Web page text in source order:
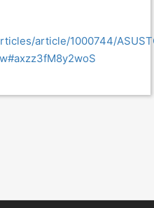
article/1000744/